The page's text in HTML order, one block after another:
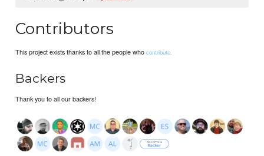
Contributors
This project exists thanks to all the people whocontribute.
Backers
Thank you to all our backers!